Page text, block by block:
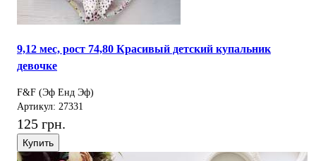
9,12 мес, рост 74,80 Красивый детский купальник
девочке
F&F (Эф Енд Эф)
Артикул: 27331
125 грн.
Купить